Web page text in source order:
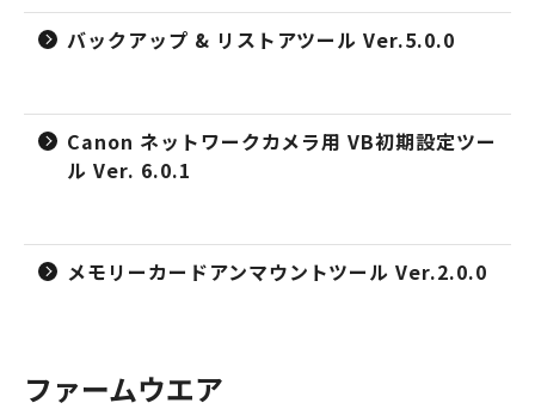
バックアップ & リストアツール Ver.5.0.0
Canon ネットワークカメラ用 VB初期設定ツー
ル Ver. 6.0.1
メモリーカードアンマウントツール Ver.2.0.0
ファームウエア